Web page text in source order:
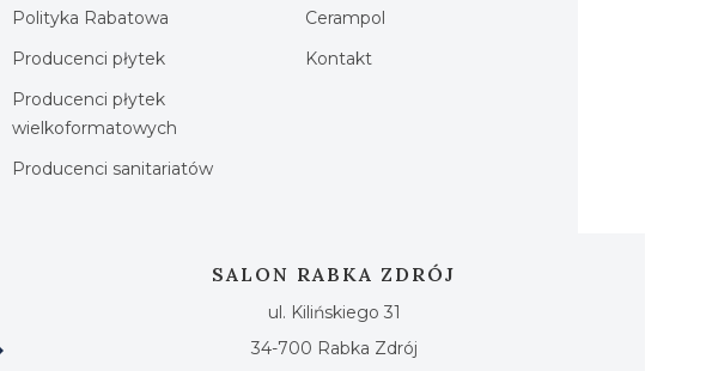
Polityka Rabatowa
Producenci płytek
Producenci płytek
wielkoformatowych
Producenci sanitariatów
Cerampol
Kontakt
SALON RABKA ZDRÓJ
ul. Kilińskiego 31
34-700 Rabka Zdrój